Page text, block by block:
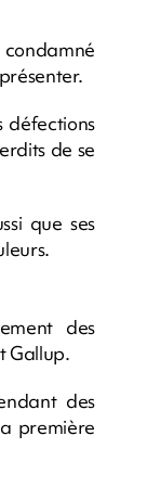
condamné
défections
de se
que ses
des
Gallup.
des
première